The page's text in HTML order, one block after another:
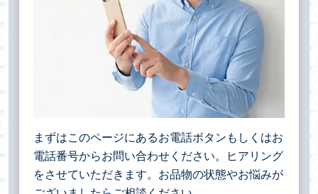
まずはこのページにあるお電話ボタンもしくはお
電話番号からお問い合わせください。ヒアリング
をさせていただきます。お品物の状態やお悩みが